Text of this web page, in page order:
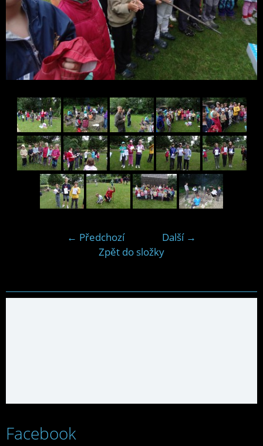
← Předchozí
Další →
Zpět do složky
Facebook